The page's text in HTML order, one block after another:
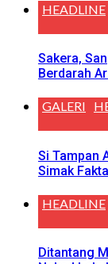
HEADLINE
Sakera,
Berdarah
GALERI
Si Tampan
Simak
HEADLINE
Ditantang